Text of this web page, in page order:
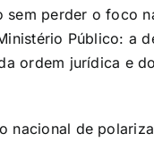
sem perder o foco
Público: a
ordem jurídica e
nacional de